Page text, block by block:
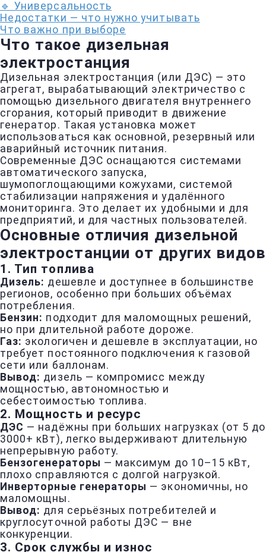
🔹 Универсальность
Недостатки — что нужно учитывать
Что важно при выборе
Что такое дизельная
электростанция
Дизельная электростанция (или ДЭС) — это
агрегат, вырабатывающий электричество с
помощью дизельного двигателя внутреннего
сгорания, который приводит в движение
генератор. Такая установка может
использоваться как основной, резервный или
аварийный источник питания.
Современные ДЭС оснащаются системами
автоматического запуска,
шумопоглощающими кожухами, системой
стабилизации напряжения и удалённого
мониторинга. Это делает их удобными и для
предприятий, и для частных пользователей.
Основные отличия дизельной
электростанции от других видов
1. Тип топлива
Дизель: дешевле и доступнее в большинстве
регионов, особенно при больших объёмах
потребления.
Бензин: подходит для маломощных решений,
но при длительной работе дороже.
Газ: экологичен и дешевле в эксплуатации, но
требует постоянного подключения к газовой
сети или баллонам.
Вывод: дизель — компромисс между
мощностью, автономностью и
себестоимостью топлива.
2. Мощность и ресурс
ДЭС — надёжны при больших нагрузках (от 5 до
3000+ кВт), легко выдерживают длительную
непрерывную работу.
Бензогенераторы — максимум до 10–15 кВт,
плохо справляются с долгой нагрузкой.
Инверторные генераторы — экономичны, но
маломощны.
Вывод: для серьёзных потребителей и
круглосуточной работы ДЭС — вне
конкуренции.
3. Срок службы и износ